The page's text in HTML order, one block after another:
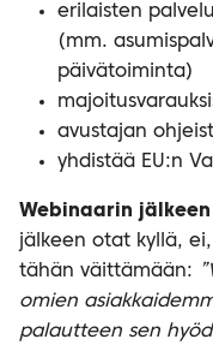
erilaisten
(mm.
päivätoiminta)
avustajan
yhdistää EU:n
Webinaarin jälkeen
jälkeen otat kyllä,
tähän väittämään:
omien
palautteen sen